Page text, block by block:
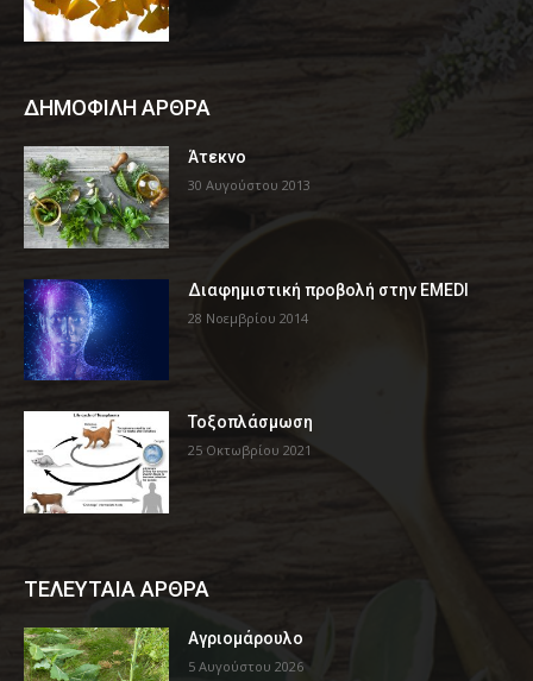
ΔΗΜΟΦΙΛΗ ΑΡΘΡΑ
Άτεκνο
30 Αυγούστου 2013
Διαφημιστική προβολή στην EMEDI
28 Νοεμβρίου 2014
Τοξοπλάσμωση
25 Οκτωβρίου 2021
ΤΕΛΕΥΤΑΙΑ ΑΡΘΡΑ
Αγριομάρουλο
5 Αυγούστου 2026